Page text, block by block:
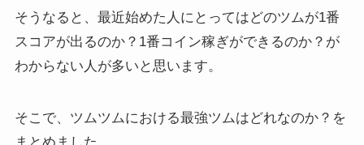
そうなると、最近始めた人にとってはどのツムが1番
スコアが出るのか？1番コイン稼ぎができるのか？が
わからない人が多いと思います。
そこで、ツムツムにおける最強ツムはどれなのか？を